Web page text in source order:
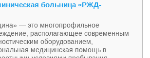
больница «РЖД-
— это многопрофильное
располагающее современным
оборудованием,
медицинская помощь в